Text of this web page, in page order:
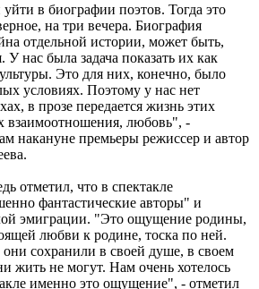
в биографии поэтов. Тогда это
на три вечера. Биография
отдельной истории, может быть,
У нас была задача показать их как
Это для них, конечно, было
условиях. Поэтому у нас нет
в прозе передается жизнь этих
взаимоотношения, любовь", -
накануне премьеры режиссер и автор
отметил, что в спектакле
фантастические авторы" и
эмиграции. "Это ощущение родины,
любви к родине, тоска по ней.
сохранили в своей душе, в своем
жить не могут. Нам очень хотелось
именно это ощущение", - отметил